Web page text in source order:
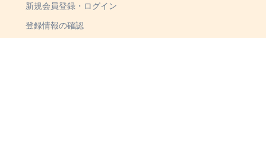
新規会員登録・ログイン
登録情報の確認